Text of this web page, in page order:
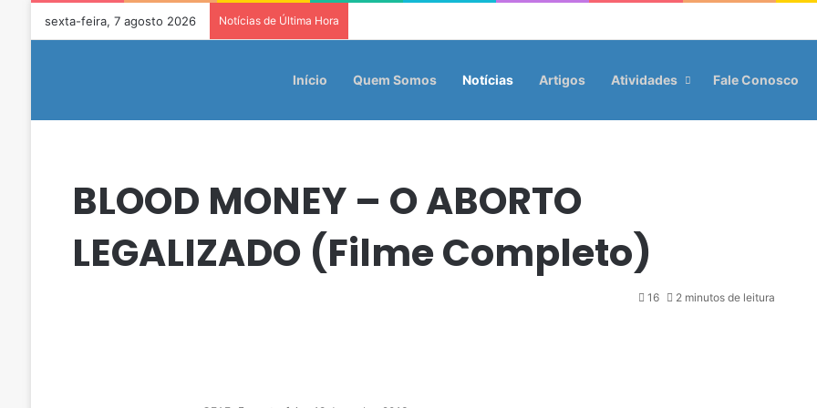
sexta-feira, 7 agosto 2026 Notícias de Última Hora
Início Quem Somos Notícias Artigos Atividades Fale Conosco
BLOOD MONEY – O ABORTO
LEGALIZADO (Filme Completo)
16 2 minutos de leitura